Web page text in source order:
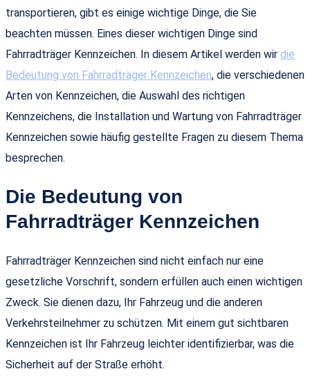
transportieren, gibt es einige wichtige Dinge, die Sie
beachten müssen. Eines dieser wichtigen Dinge sind
Fahrradträger Kennzeichen. In diesem Artikel werden wir die
Bedeutung von Fahrradträger Kennzeichen, die verschiedenen
Arten von Kennzeichen, die Auswahl des richtigen
Kennzeichens, die Installation und Wartung von Fahrradträger
Kennzeichen sowie häufig gestellte Fragen zu diesem Thema
besprechen.
Die Bedeutung von
Fahrradträger Kennzeichen
Fahrradträger Kennzeichen sind nicht einfach nur eine
gesetzliche Vorschrift, sondern erfüllen auch einen wichtigen
Zweck. Sie dienen dazu, Ihr Fahrzeug und die anderen
Verkehrsteilnehmer zu schützen. Mit einem gut sichtbaren
Kennzeichen ist Ihr Fahrzeug leichter identifizierbar, was die
Sicherheit auf der Straße erhöht.